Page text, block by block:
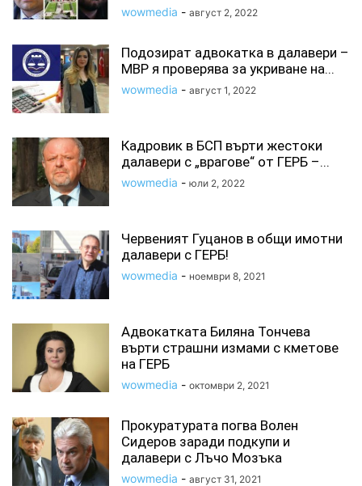
wowmedia - август 2, 2022
Подозират адвокатка в далавери –
МВР я проверява за укриване на...
wowmedia - август 1, 2022
Кадровик в БСП върти жестоки
далавери с „врагове“ от ГЕРБ –...
wowmedia - юли 2, 2022
Червеният Гуцанов в общи имотни
далавери с ГЕРБ!
wowmedia - ноември 8, 2021
Адвокатката Биляна Тончева
върти страшни измами с кметове
на ГЕРБ
wowmedia - октомври 2, 2021
Прокуратурата погва Волен
Сидеров заради подкупи и
далавери с Лъчо Мозъка
wowmedia - август 31, 2021